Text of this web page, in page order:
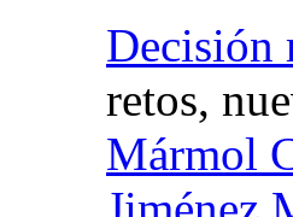
Decisión
retos,
Mármol